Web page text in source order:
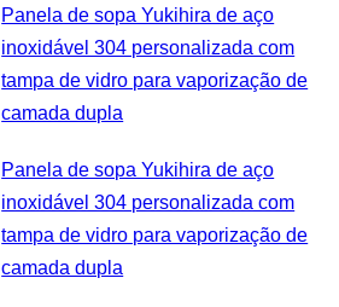
Panela de sopa Yukihira de aço
inoxidável 304 personalizada com
tampa de vidro para vaporização de
camada dupla
Panela de sopa Yukihira de aço
inoxidável 304 personalizada com
tampa de vidro para vaporização de
camada dupla